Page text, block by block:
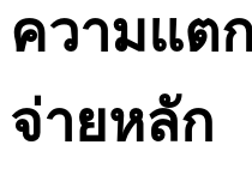
ความแต
จ่ายหลัก